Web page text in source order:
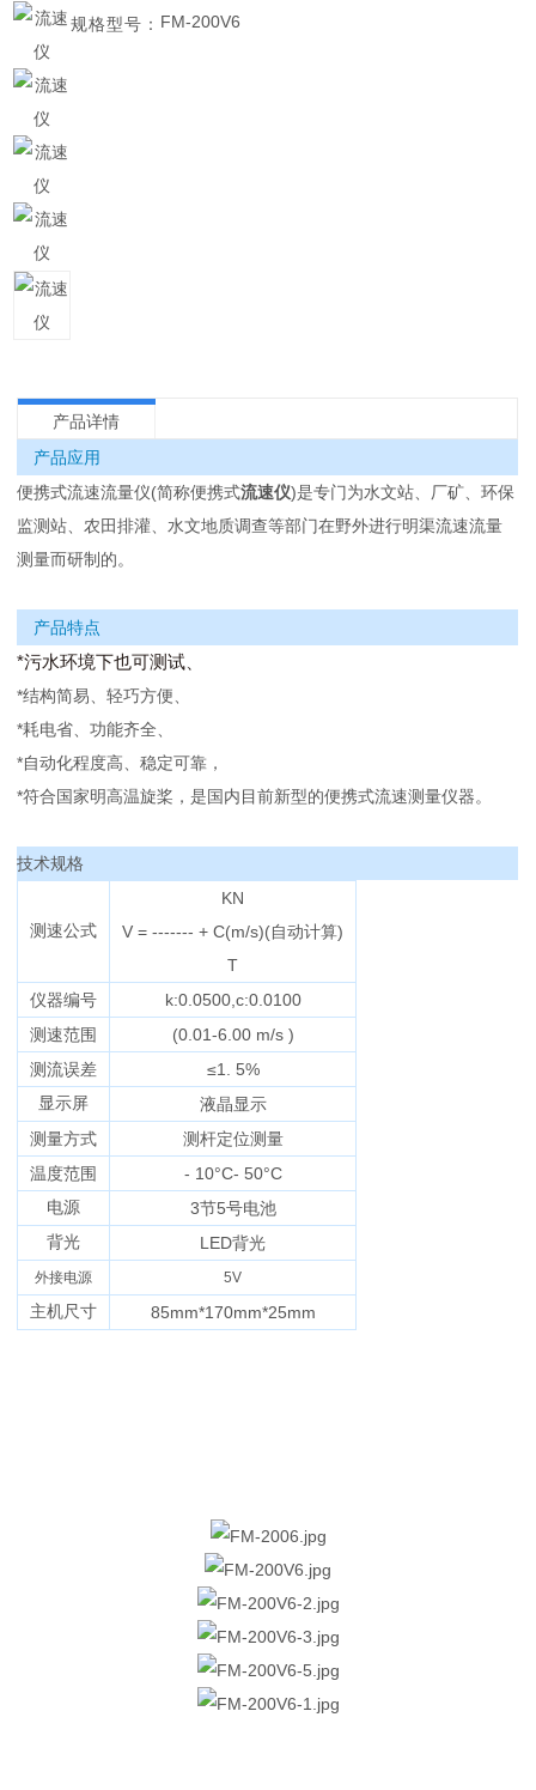
规格型号： FM-200V6
产品详情
产品应用
便携式流速流量仪(简称便携式流速仪)是专门为水文站、厂矿、环保
监测站、农田排灌、水文地质调查等部门在野外进行明渠流速流量
测量而研制的。
产品特点
*污水环境下也可测试、
*结构简易、轻巧方便、
*耗电省、功能齐全、
*自动化程度高、稳定可靠，
*符合国家明高温旋桨，是国内目前新型的便携式流速测量仪器。
技术规格
测速公式
KN
V = ------- + C(m/s)(自动计算)
T
仪器编号
k:0.0500,c:0.0100
测速范围
(0.01-6.00 m/s )
测流误差
≤1. 5%
显示屏
液晶显示
测量方式
测杆定位测量
温度范围
- 10°C- 50°C
电源 3节5号电池
背光 LED背光
外接电源 5V
主机尺寸 85mm*170mm*25mm